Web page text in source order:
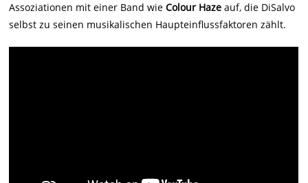
Assoziationen mit einer Band wieColour Haze auf, die DiSalvo
selbst zu seinen musikalischen Haupteinflussfaktoren zählt.